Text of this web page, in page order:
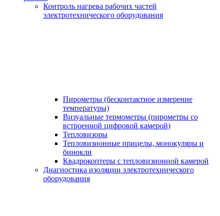
Контроль нагрева рабочих частей
электротехнического оборудования
Пирометры (бесконтактное измерение
температуры)
Визуальные термометры (пирометры со
встроенной цифровой камерой)
Тепловизоры
Тепловизионные прицелы, монокуляры и
бинокли
Квадрокоптеры с тепловизионной камерой
Диагностика изоляции электротехнического
оборудования